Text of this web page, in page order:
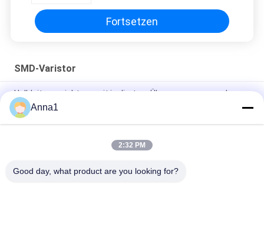
Fortsetzen
SMD-Varistor
Halbleitervorrichtung mit isoliertem Überspannungsmodus
(CM) /nicht isolierte LED-Treiber/Überspannungsschaltung
Varistor 0.1W 0.25W 0.4W SMD, SMT-Metalloxid-Varistor
Soem-Metalloxid-Varistoren, Varistor-Masse des Adapter-
Anna1
2:32 PM
Good day, what product are you looking for?